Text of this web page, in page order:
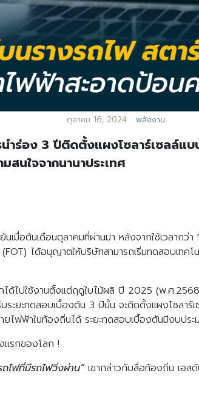
ตุลาคม 16, 2024 พลังงาน
ำร่อง 3 ปีติดตั้งแผงโซลาร์เซลล์แ
สนใจจากนานาประเทศ
มื่อต้นเดือนตุลาคมที่ผ่านมา หลังจากใช้เวลากว่
ได้อนุญาตให้บริษัทสามารถเริ่มทดสอบเทค
ได้ไปใช้งานตั้งแต่ฤดูใบไม้ผลิ ปี 2025 (พ.ศ
ะยะทดสอบเบื้องต้น 3 ปีนั้น จะติดตั้งแผงโซลา
ยไฟฟ้าในท้องถิ่นได้ ระยะทดสอบเบื้องต้นมีง
แรกของโลก !
ถไฟที่มีรถไฟวิ่งผ่าน”เขากล่าวกับสื่อท้องถิ่น เอส